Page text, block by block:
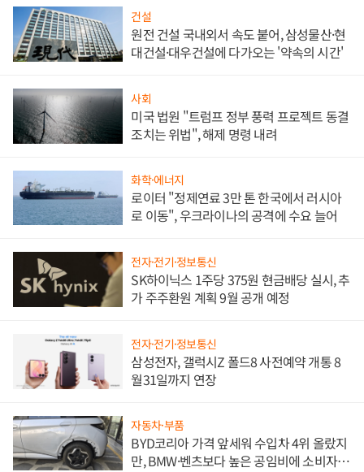
건설
원전 건설 국내외서 속도 붙어, 삼성물산·현
대건설·대우건설에 다가오는 '약속의 시간'
사회
미국 법원 "트럼프 정부 풍력 프로젝트 동결
조치는 위법", 해제 명령 내려
화학·에너지
로이터 "정제연료 3만 톤 한국에서 러시아
로 이동", 우크라이나의 공격에 수요 늘어
전자·전기·정보통신
SK하이닉스 1주당 375원 현금배당 실시, 추
가 주주환원 계획 9월 공개 예정
전자·전기·정보통신
삼성전자, 갤럭시Z 폴드8 사전예약 개통 8
월31일까지 연장
자동차·부품
BYD코리아 가격 앞세워 수입차 4위 올랐지
만, BMW·벤츠보다 높은 공임비에 소비자